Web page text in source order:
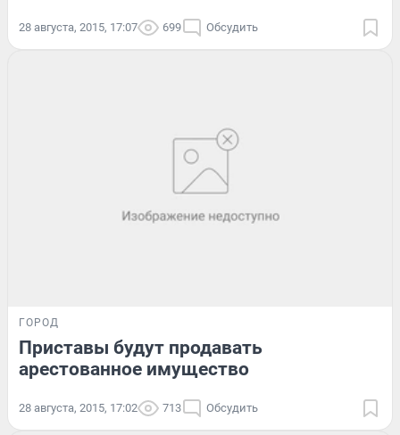
28 августа, 2015, 17:07 699 Обсудить
ГОРОД
Приставы будут продавать
арестованное имущество
28 августа, 2015, 17:02 713 Обсудить